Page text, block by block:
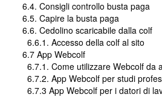
6.4. Consigli controllo busta paga
6.5. Capire la busta paga
6.6. Cedolino scaricabile dalla colf
6.6.1. Accesso della colf al sito
6.7 App Webcolf
6.7.1. Come utilizzare Webcolf da
6.7.2. App Webcolf per studi
6.7.3 App Webcolf per i datori di